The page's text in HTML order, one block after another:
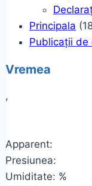
Principala
Publicații de
Vremea
,
Apparent:
Presiunea:
Umiditate: %